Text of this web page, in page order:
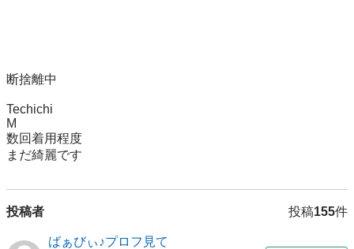
断捨離中
Techichi
M
数回着用程度
まだ綺麗です
投稿者 投稿155件
ばぁびぃ♪プロフ見て